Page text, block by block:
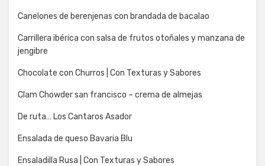
Canelones de berenjenas con brandada de bacalao
Carrillera ibérica con salsa de frutos otoñales y manzana de
jengibre
Chocolate con Churros | Con Texturas y Sabores
Clam Chowder san francisco – crema de almejas
De ruta… Los Cantaros Asador
Ensalada de queso Bavaria Blu
Ensaladilla Rusa | Con Texturas y Sabores